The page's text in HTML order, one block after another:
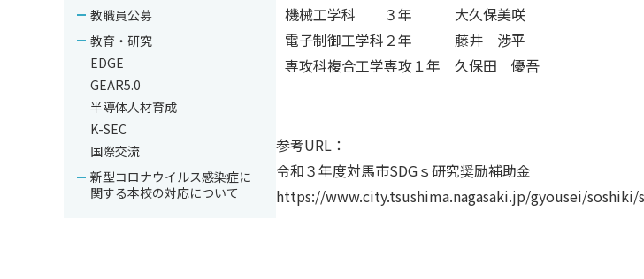
機械工学科 ３年 大久保美咲
電子制御工学科２年 藤井 渉平
専攻科複合工学専攻１年 久保田 優吾
参考URL：
令和３年度対馬市SDGｓ研究奨励補助金
https://www.city.tsushima.nagasaki.jp/gyousei/
教職員公募
教育・研究
EDGE
GEAR5.0
半導体人材育成
K-SEC
国際交流
新型コロナウイルス感染症に
関する本校の対応について